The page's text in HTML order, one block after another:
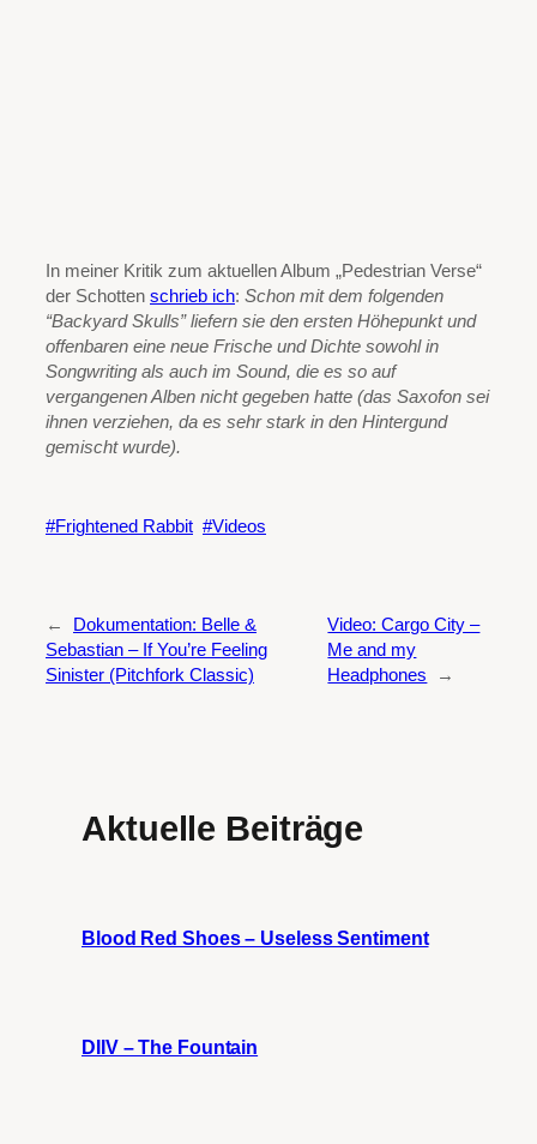
In meiner Kritik zum aktuellen Album „Pedestrian Verse“
der Schotten schrieb ich: Schon mit dem folgenden
“Backyard Skulls” liefern sie den ersten Höhepunkt und
offenbaren eine neue Frische und Dichte sowohl in
Songwriting als auch im Sound, die es so auf
vergangenen Alben nicht gegeben hatte (das Saxofon sei
ihnen verziehen, da es sehr stark in den Hintergund
gemischt wurde).
Frightened Rabbit Videos
←
Dokumentation: Belle &
Sebastian – If You’re Feeling
Sinister (Pitchfork Classic)
Video: Cargo City –
Me and my
Headphones
→
Aktuelle Beiträge
Blood Red Shoes – Useless Sentiment
DIIV – The Fountain